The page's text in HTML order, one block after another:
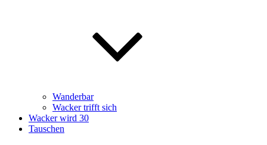
Wanderbar
Wacker trifft sich
Wacker wird 30
Tauschen